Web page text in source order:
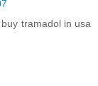
tramadol in usa